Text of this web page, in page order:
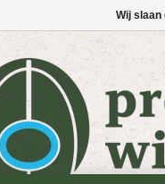
Wij slaan